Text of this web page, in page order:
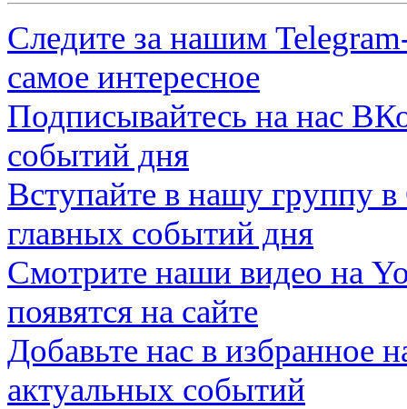
Следите за нашим
самое интересное
Подписывайтесь на нас
событий дня
Вступайте в нашу группу в
главных событий дня
Смотрите наши видео на
появятся на сайте
Добавьте нас в избранное
актуальных событий